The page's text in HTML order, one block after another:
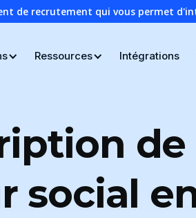
de recrutement qui vous permet
Ressources Intégrations
social